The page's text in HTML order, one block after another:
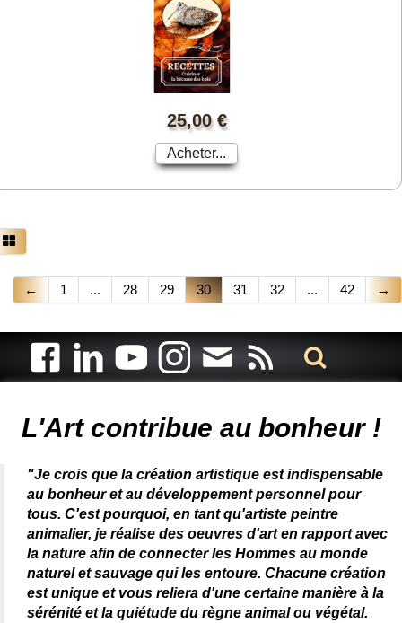
25,00 €
Acheter...
← 1 ... 28 29 30 31 32 ... 42 →
L'Art contribue au bonheur !
"Je crois que la création artistique est indispensable
au bonheur et au développement personnel pour
tous. C'est pourquoi, en tant qu'artiste peintre
animalier, je réalise des oeuvres d'art en rapport avec
la nature afin de connecter les Hommes au monde
naturel et sauvage qui les entoure. Chacune création
est unique et vous reliera d'une certaine manière à la
sérénité et la quiétude du règne animal ou végétal.